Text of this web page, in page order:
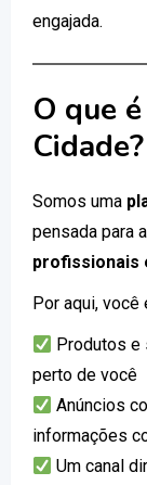
engajada.
O que
Cidade?
Somos uma
pensada para
profissionais
Por aqui, você
Produtos e
perto de você
Anúncios
informações
Um canal